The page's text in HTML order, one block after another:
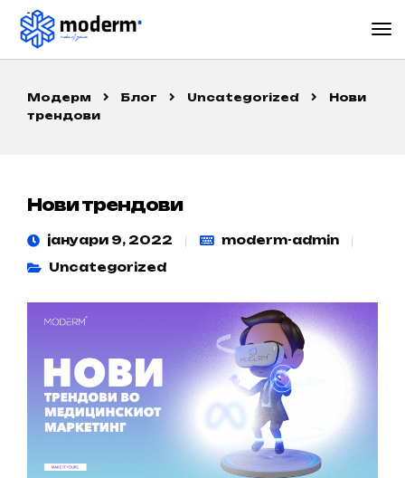
Модерм Блог Uncategorized
Нови
трендови
Нови трендови
јануари 9, 2022
moderm-admin
Uncategorized